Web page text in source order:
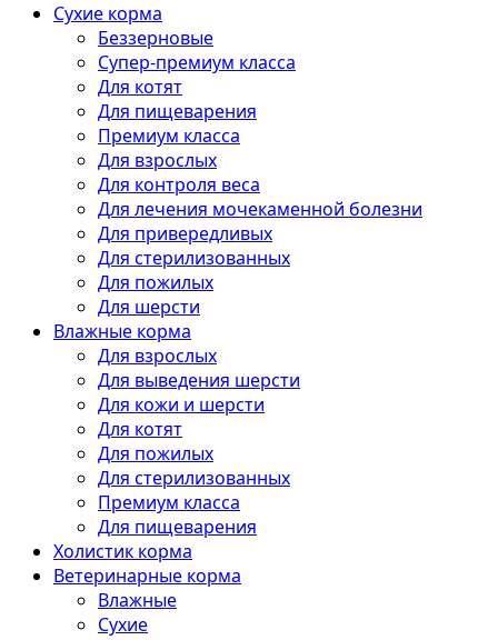
Сухие корма
Беззерновые
Супер-премиум класса
Для котят
Для пищеварения
Премиум класса
Для взрослых
Для контроля веса
Для лечения мочекаменной болезни
Для привередливых
Для стерилизованных
Для пожилых
Для шерсти
Влажные корма
Для взрослых
Для выведения шерсти
Для кожи и шерсти
Для котят
Для пожилых
Для стерилизованных
Премиум класса
Для пищеварения
Холистик корма
Ветеринарные корма
Влажные
Сухие